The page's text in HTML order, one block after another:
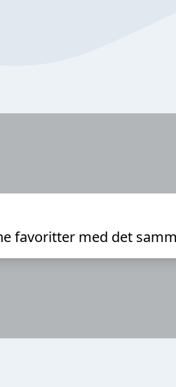
favoritter med det